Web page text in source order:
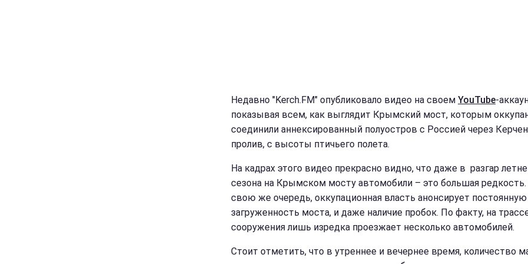
Недавно "Kerch.FM" опубликовало видео на своем YouTube-
показывая всем, как выглядит Крымский мост, которым
соединили аннексированный полуостров с Россией через
пролив, с высоты птичьего полета.
На кадрах этого видео прекрасно видно, что даже в разгар
сезона на Крымском мосту автомобили – это большая
свою же очередь, оккупационная власть анонсирует постоянную
загруженность моста, и даже наличие пробок. По факту, на
сооружения лишь изредка проезжает несколько автомобилей.
Стоит отметить, что в утреннее и вечернее время, количество